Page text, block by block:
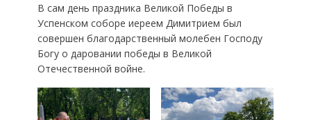
В сам день праздника Великой Победы в
Успенском соборе иереем Димитрием был
совершен благодарственный молебен Господу
Богу о даровании победы в Великой
Отечественной войне.